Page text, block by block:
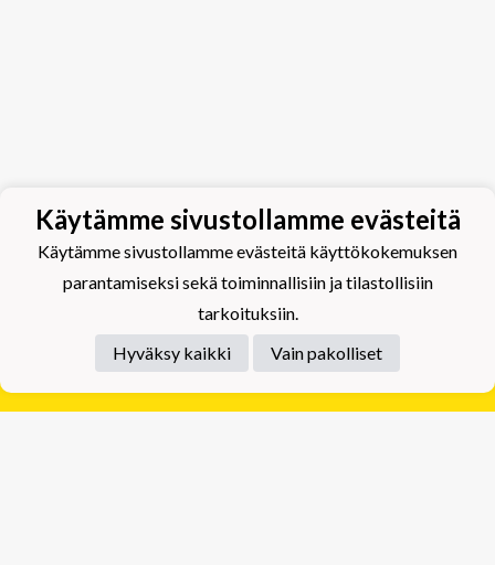
Tietosuojaseloste
Käytämme sivustollamme evästeitä
Käytämme sivustollamme evästeitä käyttökokemuksen
parantamiseksi sekä toiminnallisiin ja tilastollisiin
tarkoituksiin.
Hyväksy kaikki
Vain pakolliset